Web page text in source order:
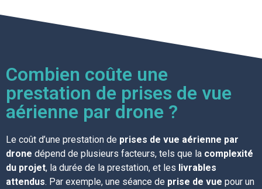
Combien coûte une
prestation de prises de vue
aérienne par drone ?
Le coût d’une prestation de prises de vue aérienne par
drone dépend de plusieurs facteurs, tels que la complexité
du projet, la durée de la prestation, et les livrables
attendus. Par exemple, une séance de prise de vue pour un